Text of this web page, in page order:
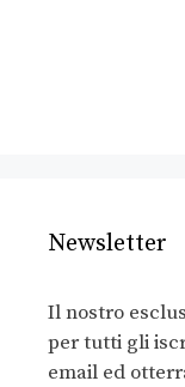
Newsletter
Il nostro
per tutti gli
email ed